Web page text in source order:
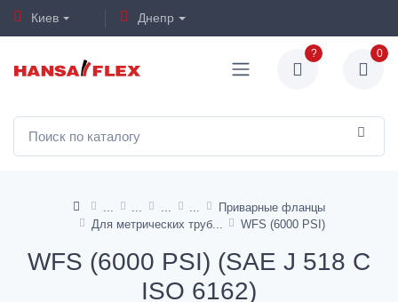
Киев Днепр
? 0
Приварные фланцы
Для метрических труб
WFS (6000 PSI)
WFS (6000 PSI) (SAE J 518 C
ISO 6162)